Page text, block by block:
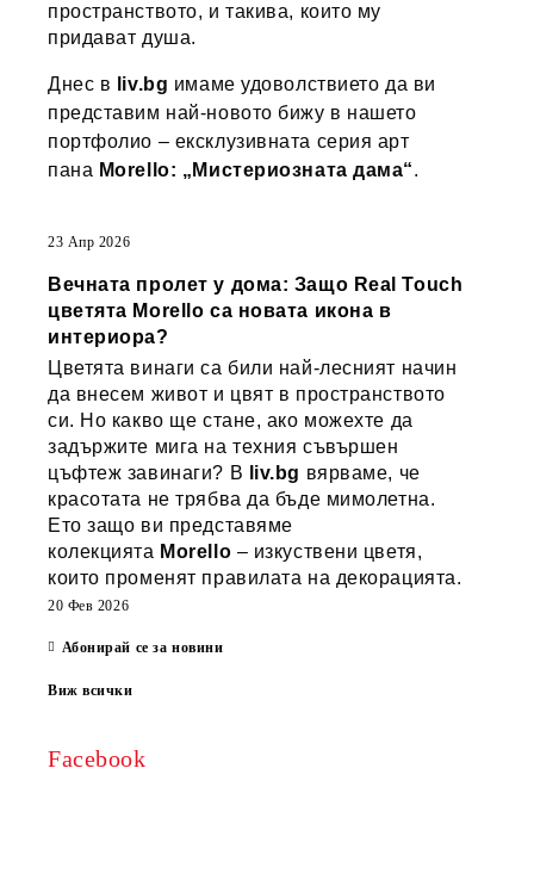
пространството, и такива, които му
придават душа.
Днес в liv.bg имаме удоволствието да ви
представим най-новото бижу в нашето
портфолио – ексклузивната серия арт
пана Morello: „Мистериозната дама“.
23 Апр 2026
Вечната пролет у дома: Защо Real Touch
цветята Morello са новата икона в
интериора?
Цветята винаги са били най-лесният начин
да внесем живот и цвят в пространството
си. Но какво ще стане, ако можехте да
задържите мига на техния съвършен
цъфтеж завинаги? В
liv.bg вярваме, че
красотата не трябва да бъде мимолетна.
Ето защо ви представяме
колекцията Morello – изкуствени цветя,
които променят правилата на декорацията.
20 Фев 2026
Абонирай се за новини
Виж всички
Facebook